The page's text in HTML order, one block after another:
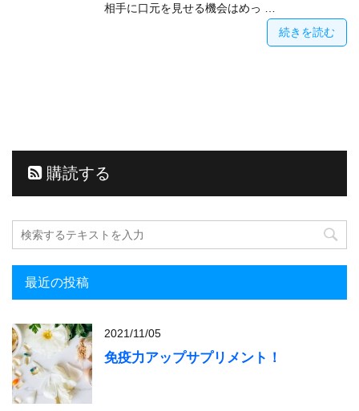
相手に口元を見せる機会はめっ …
続きを読む
購読する
最近の投稿
2021/11/05
免疫力アップサプリメント！